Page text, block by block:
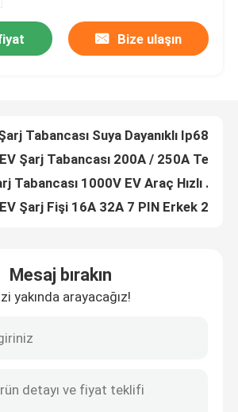
Konnektörü
Konnektörü
Bize ulaşın
ODM Elektrikli Araç Şarj Tabancası Aşırı Isınma Direnci RoHs
Interlock EV Şarj Fişi 2000V 7 PIN Erkek Kaçak Koruması
Mesaj bırakın
yakında arayacağız!